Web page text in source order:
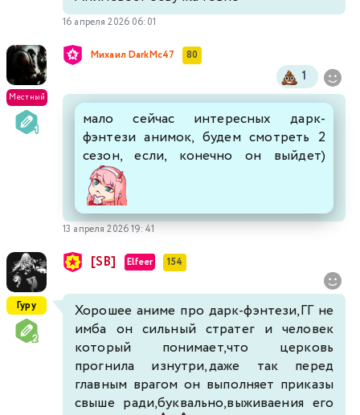
16 апреля 2026 06:01
Местный
Михаил DarkMc47 80
1
мало сейчас интересных дарк-
фэнтези анимок, будем смотреть 2
сезон, если, конечно он выйдет)
13 апреля 2026 19:41
Гуру
[SB] Elfeer 154
Хорошее аниме про дарк-фэнтези,ГГ не
имба он сильный стратег и человек
который понимает,что церковь
прогнила изнутри,даже так перед
главным врагом он выполняет приказы
свыше ради,буквально,выживаения его